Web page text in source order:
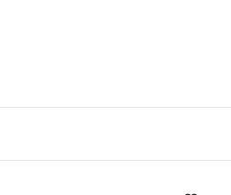
been a classic.
ceramic and the use of